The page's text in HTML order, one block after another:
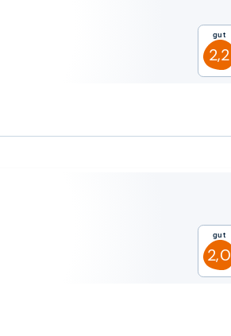
Gut
2,2
Gut
2,0